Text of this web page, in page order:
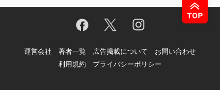
運営会社 著者一覧 広告掲載について
お問い合わせ
利用規約
プライバシーポリシー